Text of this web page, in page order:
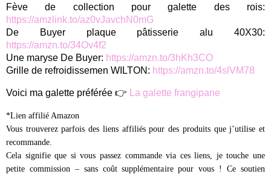
Fève de collection pour galette des rois:
https://amzlink.to/az0vJavchN0mG
De Buyer plaque pâtisserie alu 40X30:
https://amzn.to/34Ov4f2
Une maryse De Buyer: https://amzn.to/3hKh3CO
Grille de refroidissemen WILTON: https://amzn.to/4slVM78
Voici ma galette préférée 👉 La galette frangipane
*Lien affilié Amazon
Vous trouverez parfois des liens affiliés pour des produits que j’utilise et
recommande.
Cela signifie que si vous passez commande via ces liens, je touche une
petite commission – sans coût supplémentaire pour vous ! Ce soutien